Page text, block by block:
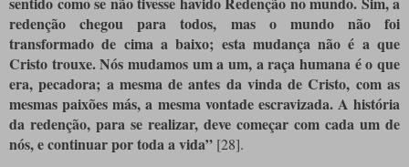
redenção chegou para todos, mas o mundo não foi
transformado de cima a baixo; esta mudança não é a que
Cristo trouxe. Nós mudamos um a um, a raça humana é o que
era, pecadora; a mesma de antes da vinda de Cristo, com as
mesmas paixões más, a mesma vontade escravizada. A história
da redenção, para se realizar, deve começar com cada um de
nós, e continuar por toda a vida” [28].